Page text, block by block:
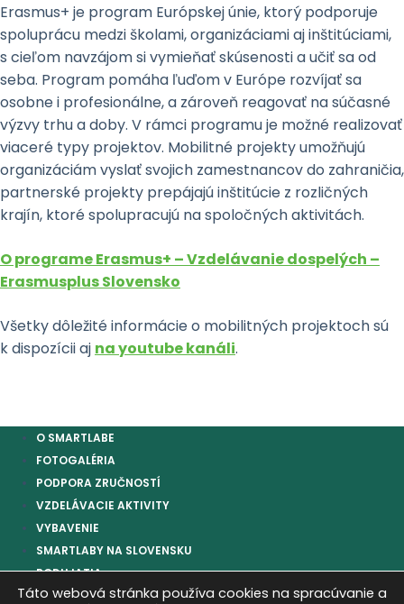
Erasmus+ je program Európskej únie, ktorý podporuje
spoluprácu medzi školami, organizáciami aj inštitúciami,
s cieľom navzájom si vymieňať skúsenosti a učiť sa od
seba. Program pomáha ľuďom v Európe rozvíjať sa
osobne i profesionálne, a zároveň reagovať na súčasné
výzvy trhu a doby. V rámci programu je možné realizovať
viaceré typy projektov. Mobilitné projekty umožňujú
organizáciám vyslať svojich zamestnancov do zahraničia,
partnerské projekty prepájajú inštitúcie z rozličných
krajín, ktoré spolupracujú na spoločných aktivitách.
O programe Erasmus+ – Vzdelávanie dospelých –
Erasmusplus Slovensko
Všetky dôležité informácie o mobilitných projektoch sú
k dispozícii aj na youtube kanáli.
O SMARTLABE
FOTOGALÉRIA
PODPORA ZRUČNOSTÍ
VZDELÁVACIE AKTIVITY
VYBAVENIE
SMARTLABY NA SLOVENSKU
PODUJATIA
AKTUALITY
Táto webová stránka používa cookies na spracúvanie a